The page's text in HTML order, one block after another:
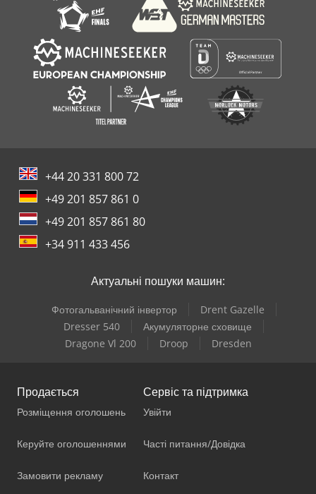
Російська
+44 20 331 800 72
+49 201 857 861 0
+49 201 857 861 80
+34 911 433 456
Актуальні пошуки машин:
Фотогальванічний інвертор
Drent Gazelle
Dresser 540
Акумуляторне сховище
Dragone Vl 200
Droop Dresden
Продається
Розміщення оголошень
Керуйте оголошеннями
Замовити рекламу
Сервіс та підтримка
Увійти
Часті питання/Довідка
Контакт